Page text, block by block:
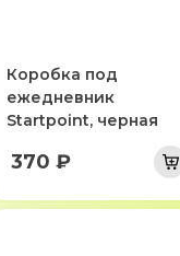
Коробка под
ежедневник
Startpoint, черная
370 ₽